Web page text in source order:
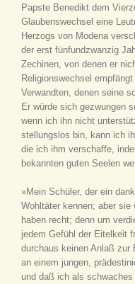
Papste Benedikt dem
Glaubenswechsel eine
Herzogs von Modena
der erst fünfundzwanzig
Zechinen, von denen er
Religionswechsel
Verwandten, denen seine
Er würde sich gezwungen
wenn ich ihn nicht
stellungslos bin, kann ich
die ich ihm verschaffe,
bekannten guten Seelen
»Mein Schüler, der ein
Wohltäter kennen; aber
haben recht; denn um
jedem Gefühl der Eitelkeit
durchaus keinen Anlaß
an einem jungen,
und daß ich als